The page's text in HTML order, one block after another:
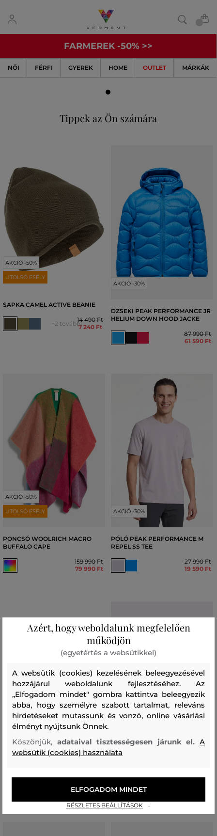
FARMEREK -50% >>
NŐI FÉRFI GYEREK HOME OUTLET MÁRKÁK
MEGTEKINTÉS
Tippek az Ön számára
AKCIÓ -50%
UTOLSÓ ESÉLY
SAPKA CAMEL ACTIVE BEANIE
+2 további
14 490 Ft
7 240 Ft
AKCIÓ -30%
DZSEKI PEAK PERFORMANCE JR
HELIUM DOWN HOOD JACKE
87 990 Ft
61 590 Ft
AKCIÓ -50%
UTOLSÓ ESÉLY
PONCSÓ WOOLRICH MACRO
BUFFALO CAPE
159 990 Ft
79 990 Ft
AKCIÓ -30%
PÓLÓ PEAK PERFORMANCE M
REPEL SS TEE
27 990 Ft
19 590 Ft
AKCIÓ -30%
+1 további8 600 Ft
AKCIÓ -70%
Azért, hogy weboldalunk megfelelően
működjön
(egyetértés a websütikkel)
A websütik (cookies) kezelésének beleegyezésével
hozzájárul weboldalunk fejlesztéséhez. Az
„Elfogadom mindet" gombra kattintva beleegyezik
abba, hogy személyre szabott tartalmat, releváns
hirdetéseket mutassunk és vonzó, online vásárlási
élményt nyújtsunk Önnek.
Köszönjük, adataival tisztességesen járunk el.A
websütik (cookies) használata
RÉSZLETES BEÁLLÍTÁSOK
ELFOGADOM MINDET